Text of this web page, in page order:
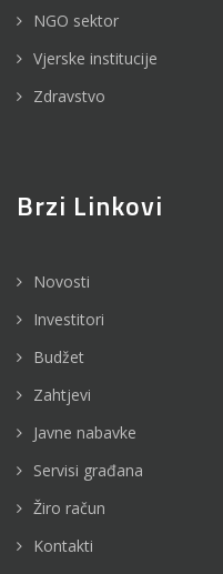
NGO sektor
Vjerske institucije
Zdravstvo
Brzi Linkovi
Novosti
Investitori
Budžet
Zahtjevi
Javne nabavke
Servisi građana
Žiro račun
Kontakti